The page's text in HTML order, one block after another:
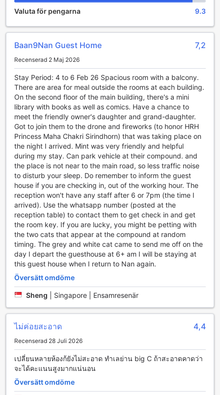
utvalda rum. Bekvämligheter i badrummet är precis lika
lägenheten hittar du en hårtork, toalettartiklar och
Förtäring och saker att göra
Föredrar du att laga dina egna måltider? Då kommer du att
älska delat kök som finns på plats.
Runtom på boendet
Man behöver inte bege sig långt eftersom den här
lägenheten ligger väldigt nära flera sightseeing-alternativ
och lokala sevärdheter. Engagera dig i stans bästa konst
på Nan National Museum som ligger 910 m bort. Här kan
du lära dig mer om den lokala konstscenen och köpa
originalverk.
Anledningar att bo här
Hitta rum här som är billigare än 97 % av alla andra
alternativ i staden.
Det här den här lägenheten överträffar 88 % av boenden i
staden när det gäller valuta för pengarna.
Valuta för pengarna 9.3
Baan9Nan Guest Home 7,2
Recenserad 2 Maj 2026
Stay Period: 4 to 6 Feb 26 Spacious room with a balcony.
There are area for meal outside the rooms at each building.
On the second floor of the main building, there's a mini
library with books as well as comics. Have a chance to
meet the friendly owner's daughter and grand-daughter.
Got to join them to the drone and fireworks (to honor HRH
Princess Maha Chakri Sirindhorn) that was taking place on
the night I arrived. Mint was very friendly and helpful
during my stay. Can park vehicle at their compound. and
the place is not near to the main road, so less traffic noise
to disturb your sleep. Do remember to inform the guest
house if you are checking in, out of the working hour. The
reception won't have any staff after 6 or 7pm (the time I
arrived). Use the whatsapp number (posted at the
reception table) to contact them to get check in and get
the room key. If you are lucky, you might be petting with
the two cats that appear at the compound at random
timing. The grey and white cat came to send me off on the
day I depart the guesthouse at 6+ am I will be staying at
this guest house when I return to Nan again.
Översätt omdöme
Sheng Singapore | Ensamresenär
ไม่ค่อยสะอาด 4,4
Recenserad 28 Juli 2026
เปลี่ยนหลายห้องก้ยังไม่สะอาด ทำเลย่าน big C ถ้าสะอาดคาดว่า
จะได้คะแนนสูงมากแน่นอน
Översätt omdöme